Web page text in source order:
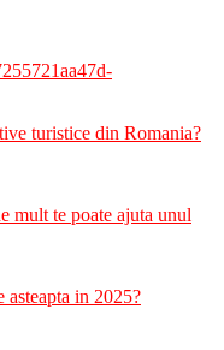
turistice din Romania?
mult te poate ajuta unul
in 2025?